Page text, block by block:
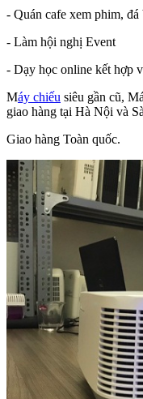
- Quán cafe xem phim, đá
- Làm hội nghị Event
- Dạy học online kết hợp
Máy chiếu siêu gần cũ,
giao hàng tại Hà Nội và
Giao hàng Toàn quốc.